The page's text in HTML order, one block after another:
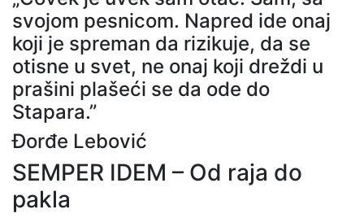
svojom pesnicom. Napred ide onaj
koji je spreman da rizikuje, da se
otisne u svet, ne onaj koji dreždi u
prašini plašeći se da ode do
Stapara.”
Đorđe Lebović
SEMPER IDEM – Od raja do
pakla